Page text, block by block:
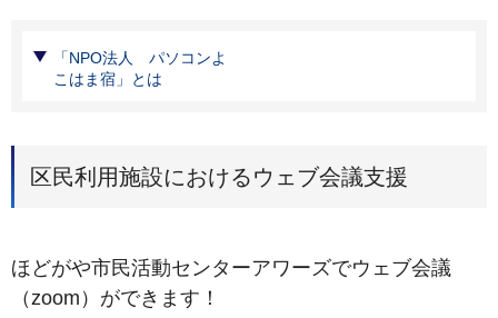
「NPO法人 パソコンよ
こはま宿」とは
区民利用施設におけるウェブ会議支援
ほどがや市民活動センターアワーズでウェブ会議
（zoom）ができます！